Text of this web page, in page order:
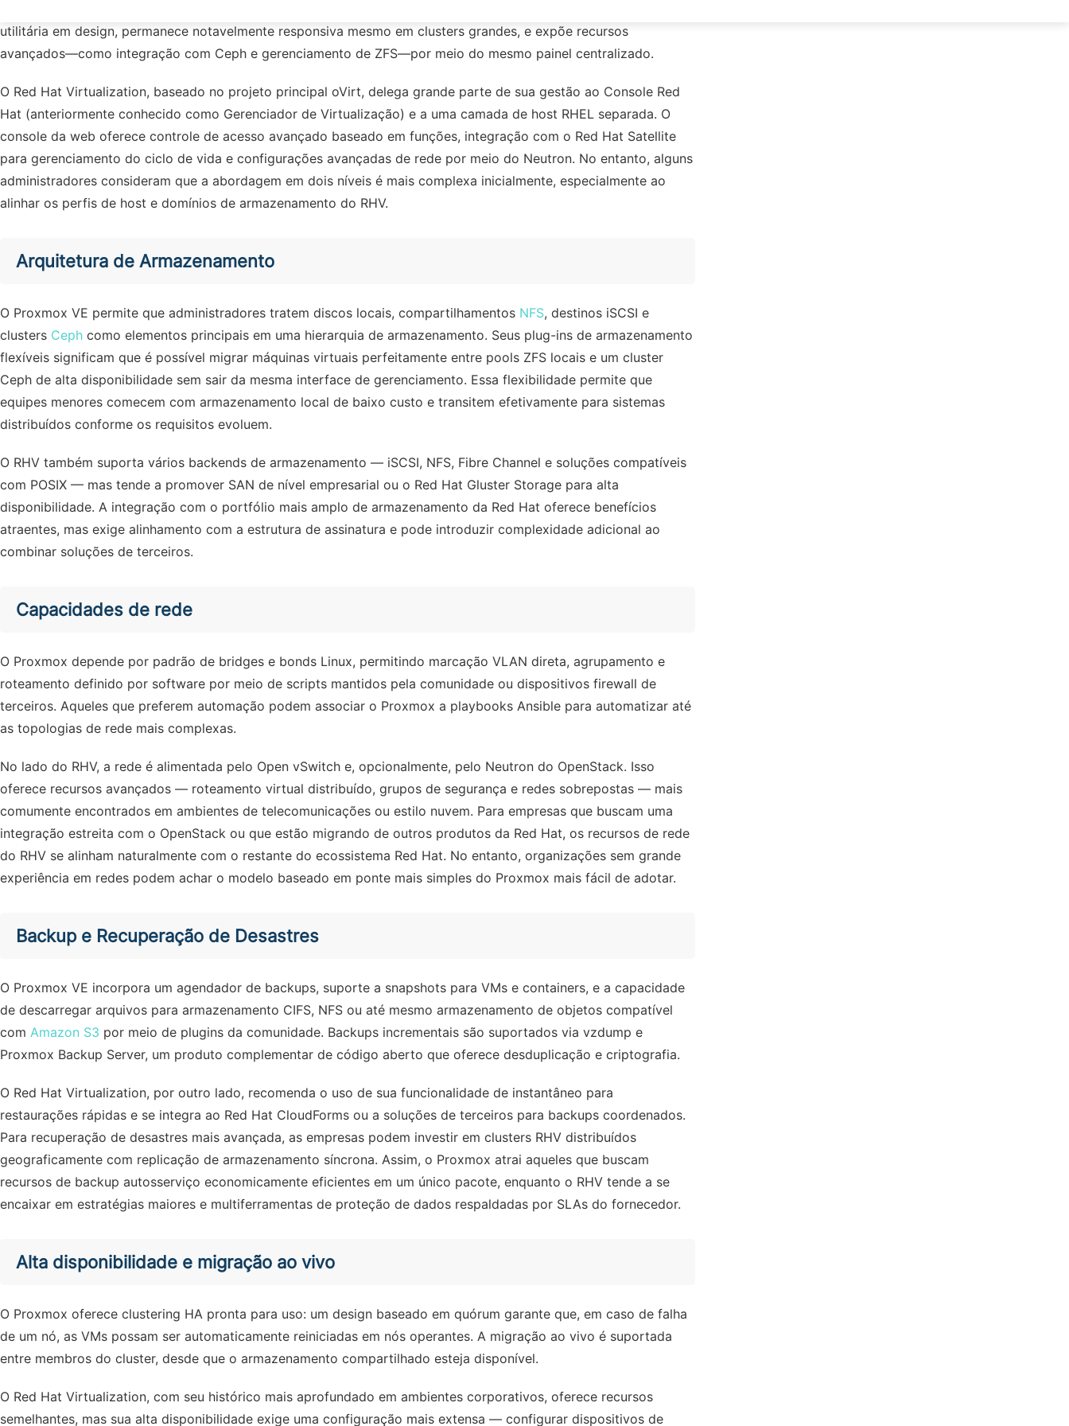
utilitária em design, permanece notavelmente responsiva mesmo em clusters grandes, e expõe recursos
avançados—como integração com Ceph e gerenciamento de ZFS—por meio do mesmo painel centralizado.
O Red Hat Virtualization, baseado no projeto principal oVirt, delega grande parte de sua gestão ao Console Red
Hat (anteriormente conhecido como Gerenciador de Virtualização) e a uma camada de host RHEL separada. O
console da web oferece controle de acesso avançado baseado em funções, integração com o Red Hat Satellite
para gerenciamento do ciclo de vida e configurações avançadas de rede por meio do Neutron. No entanto, alguns
administradores consideram que a abordagem em dois níveis é mais complexa inicialmente, especialmente ao
alinhar os perfis de host e domínios de armazenamento do RHV.
Arquitetura de Armazenamento
O Proxmox VE permite que administradores tratem discos locais, compartilhamentos NFS, destinos iSCSI e
clusters Ceph como elementos principais em uma hierarquia de armazenamento. Seus plug-ins de armazenamento
flexíveis significam que é possível migrar máquinas virtuais perfeitamente entre pools ZFS locais e um cluster
Ceph de alta disponibilidade sem sair da mesma interface de gerenciamento. Essa flexibilidade permite que
equipes menores comecem com armazenamento local de baixo custo e transitem efetivamente para sistemas
distribuídos conforme os requisitos evoluem.
O RHV também suporta vários backends de armazenamento — iSCSI, NFS, Fibre Channel e soluções compatíveis
com POSIX — mas tende a promover SAN de nível empresarial ou o Red Hat Gluster Storage para alta
disponibilidade. A integração com o portfólio mais amplo de armazenamento da Red Hat oferece benefícios
atraentes, mas exige alinhamento com a estrutura de assinatura e pode introduzir complexidade adicional ao
combinar soluções de terceiros.
Capacidades de rede
O Proxmox depende por padrão de bridges e bonds Linux, permitindo marcação VLAN direta, agrupamento e
roteamento definido por software por meio de scripts mantidos pela comunidade ou dispositivos firewall de
terceiros. Aqueles que preferem automação podem associar o Proxmox a playbooks Ansible para automatizar até
as topologias de rede mais complexas.
No lado do RHV, a rede é alimentada pelo Open vSwitch e, opcionalmente, pelo Neutron do OpenStack. Isso
oferece recursos avançados — roteamento virtual distribuído, grupos de segurança e redes sobrepostas — mais
comumente encontrados em ambientes de telecomunicações ou estilo nuvem. Para empresas que buscam uma
integração estreita com o OpenStack ou que estão migrando de outros produtos da Red Hat, os recursos de rede
do RHV se alinham naturalmente com o restante do ecossistema Red Hat. No entanto, organizações sem grande
experiência em redes podem achar o modelo baseado em ponte mais simples do Proxmox mais fácil de adotar.
Backup e Recuperação de Desastres
O Proxmox VE incorpora um agendador de backups, suporte a snapshots para VMs e containers, e a capacidade
de descarregar arquivos para armazenamento CIFS, NFS ou até mesmo armazenamento de objetos compatível
com Amazon S3 por meio de plugins da comunidade. Backups incrementais são suportados via vzdump e
Proxmox Backup Server, um produto complementar de código aberto que oferece desduplicação e criptografia.
O Red Hat Virtualization, por outro lado, recomenda o uso de sua funcionalidade de instantâneo para
restaurações rápidas e se integra ao Red Hat CloudForms ou a soluções de terceiros para backups coordenados.
Para recuperação de desastres mais avançada, as empresas podem investir em clusters RHV distribuídos
geograficamente com replicação de armazenamento síncrona. Assim, o Proxmox atrai aqueles que buscam
recursos de backup autosserviço economicamente eficientes em um único pacote, enquanto o RHV tende a se
encaixar em estratégias maiores e multiferramentas de proteção de dados respaldadas por SLAs do fornecedor.
Alta disponibilidade e migração ao vivo
O Proxmox oferece clustering HA pronta para uso: um design baseado em quórum garante que, em caso de falha
de um nó, as VMs possam ser automaticamente reiniciadas em nós operantes. A migração ao vivo é suportada
entre membros do cluster, desde que o armazenamento compartilhado esteja disponível.
O Red Hat Virtualization, com seu histórico mais aprofundado em ambientes corporativos, oferece recursos
semelhantes, mas sua alta disponibilidade exige uma configuração mais extensa — configurar dispositivos de